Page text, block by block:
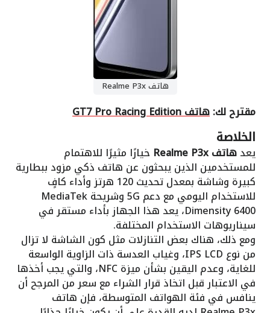
هاتف Realme P3x
مقترح لك:هاتف GT7 Pro Racing Edition
الخلاصة
يعدهاتف Realme P3x خيارًا مثيرًا للاهتمام
للمستخدمين الذين يبحثون عن هاتف ذكي مزود ببطارية
كبيرة وشاشة بمعدل تحديث 120 هرتز وأداء كافٍ
للاستخدام اليومي مع دعم 5G وشريحة MediaTek
Dimensity 6400، يعد هذا الجهاز بأداء مستقر في
سيناريوهات الاستخدام المختلفة.
ومع ذلك، هناك بعض التنازلات مثل كون الشاشة لا تزال
من نوع IPS LCD، وغياب العدسة ذات الزاوية الواسعة
للغاية، وعدم اليقين بشأن ميزة NFC، والتي يجب أخذها
في الاعتبار قبل اتخاذ قرار الشراء مع سعر من المرجح أن
ينافس في فئة الهواتف المتوسطة، فإن هاتف